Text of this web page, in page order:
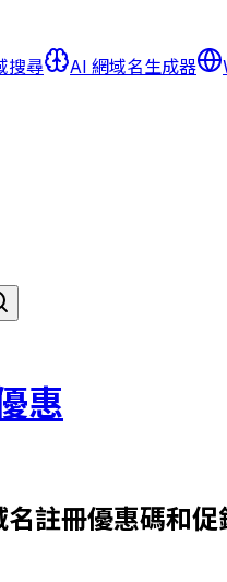
搜尋 AI 網域名生成器
惠
註冊優惠碼和促